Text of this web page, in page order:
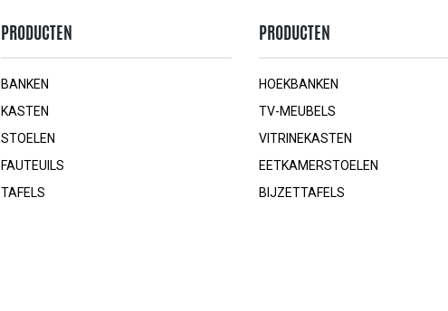
PRODUCTEN
BANKEN
KASTEN
STOELEN
FAUTEUILS
TAFELS
PRODUCTEN
HOEKBANKEN
TV-MEUBELS
VITRINEKASTEN
EETKAMERSTOELEN
BIJZETTAFELS